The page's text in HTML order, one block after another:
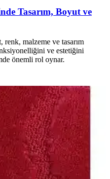
Tasarım, Boyut ve
renk, malzeme ve tasarım
ve estetiğini
önemli rol oynar.